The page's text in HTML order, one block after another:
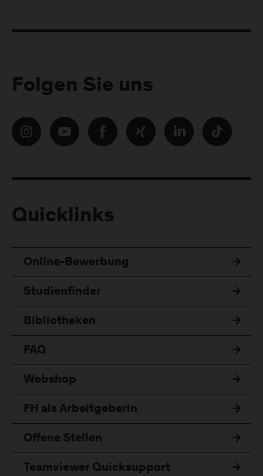
Folgen Sie uns
Quicklinks
Online-Bewerbung
Studienfinder
Bibliotheken
FAQ
Webshop
FH als Arbeitgeberin
Offene Stellen
Teamviewer Quicksupport